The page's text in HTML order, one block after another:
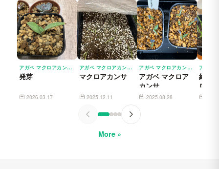
アガベ マクロアカンサ AGAVE MACROACANTHA 八荒殿｜小型 多肉植物 実生
発芽
2026.03.17
アガベ マクロアカンサ AGAVE MACROACANTHA 八荒殿｜小型 多肉植物 実生
マクロアカンサ
2025.12.11
アガベ マクロアカンサ AGAVE MACROACANTHA 八荒殿｜小型 多肉植物 実生
アガベ マクロア
カンサ
2025.08.28
約半
ロア
More »